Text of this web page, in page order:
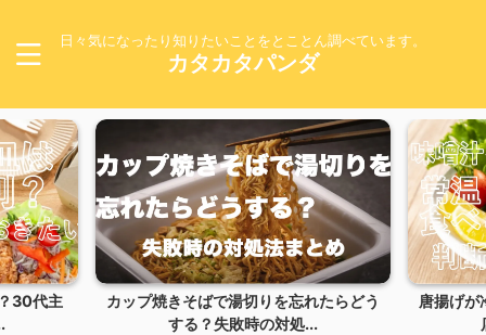
日々気になったり知りたいことをとことん調べています。
カタカタパンダ
代主
カップ焼きそばで湯切りを忘れたらどう
する？失敗時の対処...
唐揚げが